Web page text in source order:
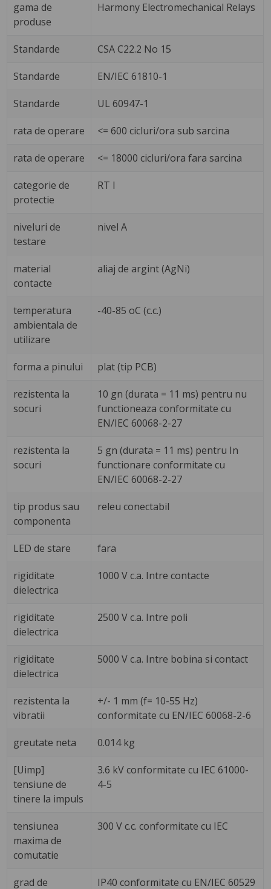
gama de
produse
Harmony Electromechanical Relays
Standarde CSA C22.2 No 15
Standarde EN/IEC 61810-1
Standarde UL 60947-1
rata de operare <= 600 cicluri/ora sub sarcina
rata de operare <= 18000 cicluri/ora fara sarcina
categorie de
protectie
RT I
niveluri de
testare
nivel A
material
contacte
aliaj de argint (AgNi)
temperatura
ambientala de
utilizare
-40-85 oC (c.c.)
forma a pinului plat (tip PCB)
rezistenta la
socuri
10 gn (durata = 11 ms) pentru nu
functioneaza conformitate cu
EN/IEC 60068-2-27
rezistenta la
socuri
5 gn (durata = 11 ms) pentru In
functionare conformitate cu
EN/IEC 60068-2-27
tip produs sau
componenta
releu conectabil
LED de stare fara
rigiditate
dielectrica
1000 V c.a. Intre contacte
rigiditate
dielectrica
2500 V c.a. Intre poli
rigiditate
dielectrica
5000 V c.a. Intre bobina si contact
rezistenta la
vibratii
+/- 1 mm (f= 10-55 Hz)
conformitate cu EN/IEC 60068-2-6
greutate neta 0.014 kg
[Uimp]
tensiune de
tinere la impuls
3.6 kV conformitate cu IEC 61000-
4-5
tensiunea
maxima de
comutatie
300 V c.c. conformitate cu IEC
grad de IP40 conformitate cu EN/IEC 60529